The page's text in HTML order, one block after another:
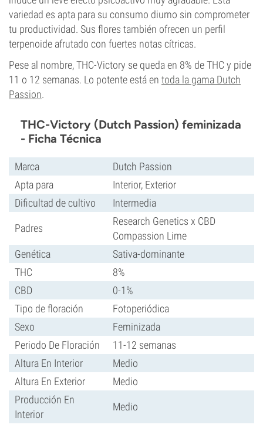
variedad es apta para su consumo diurno sin comprometer
tu productividad. Sus flores también ofrecen un perfil
terpenoide afrutado con fuertes notas cítricas.
Pese al nombre, THC-Victory se queda en 8% de THC y pide
11 o 12 semanas. Lo potente está en toda la gama Dutch
Passion.
THC-Victory (Dutch Passion) feminizada
- Ficha Técnica
Marca
Dutch Passion
Apta para
Interior, Exterior
Dificultad de cultivo
Intermedia
Padres
Research Genetics x CBD
Compassion Lime
Genética
Sativa-dominante
THC
8%
CBD
0-1%
Tipo de floración
Fotoperiódica
Sexo
Feminizada
Periodo De Floración
11-12 semanas
Altura En Interior
Medio
Altura En Exterior
Medio
Producción En
Interior
Medio